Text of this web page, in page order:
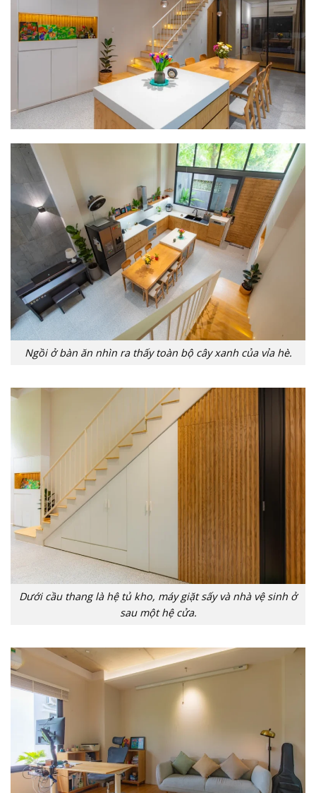
Ngồi ở bàn ăn nhìn ra thấy toàn bộ cây xanh của vỉa hè.
Dưới cầu thang là hệ tủ kho, máy giặt sấy và nhà vệ sinh ở
sau một hệ cửa.